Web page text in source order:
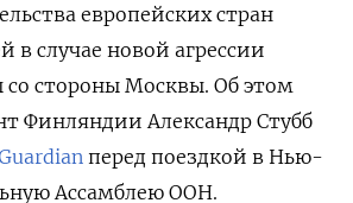
европейских стран
в случае новой агрессии
стороны Москвы. Об этом
Финляндии Александр Стубб
перед поездкой в Нью-
Ассамблею ООН.